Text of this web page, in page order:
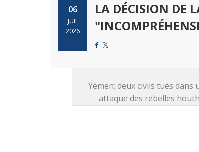
06
JUIL
2026
LA DÉCISION DE
Yémen: deux civils tués dans
attaque des rebelles